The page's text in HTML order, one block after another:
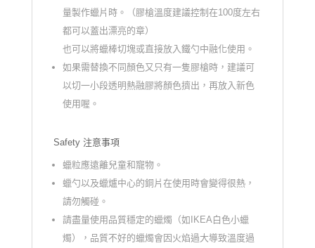
量製作蠟片時。（膠槍溫度建議控制在100度左右
都可以蓋出漂亮的章）
也可以將蠟棒切塊或直接放入鐵勺中融化使用。
如果需替換不同顏色又只有一隻膠槍時，建議可
以切一小段透明熱融膠將顏色擠出，再放入新色
使用喔。
Safety 注意事項
蠟粒應遠離兒童和寵物。
蠟勺以及蠟爐中心的銅片在使用時會變得很熱，
請勿觸碰。
請盡量使用品質穩定的蠟燭（如IKEA白色小蠟
燭），品質不好的蠟燭會因火焰過大導致溫度過